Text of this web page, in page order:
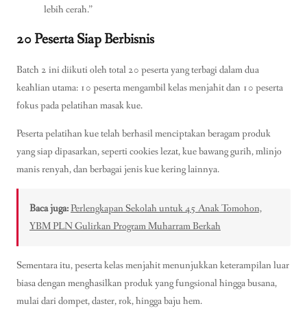
lebih cerah.”
20 Peserta Siap Berbisnis
Batch 2 ini diikuti oleh total 20 peserta yang terbagi dalam dua
keahlian utama: 10 peserta mengambil kelas menjahit dan 10 peserta
fokus pada pelatihan masak kue.
Peserta pelatihan kue telah berhasil menciptakan beragam produk
yang siap dipasarkan, seperti cookies lezat, kue bawang gurih, mlinjo
manis renyah, dan berbagai jenis kue kering lainnya.
Baca juga:Perlengkapan Sekolah untuk 45 Anak Tomohon,
YBM PLN Gulirkan Program Muharram Berkah
Sementara itu, peserta kelas menjahit menunjukkan keterampilan luar
biasa dengan menghasilkan produk yang fungsional hingga busana,
mulai dari dompet, daster, rok, hingga baju hem.